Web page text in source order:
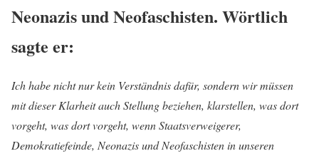
Neonazis und Neofaschisten. Wörtlich
sagte er:
Ich habe nicht nur kein Verständnis dafür, sondern wir müssen
mit dieser Klarheit auch Stellung beziehen, klarstellen, was dort
vorgeht, was dort vorgeht, wenn Staatsverweigerer,
Demokratiefeinde, Neonazis und Neofaschisten in unseren